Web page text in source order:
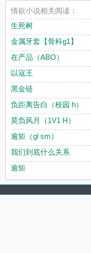
情欲小说相关阅读：
生死树
金属牙套【骨科g1】
在产品（ABO）
以寇王
黑金链
负距离告白（校园 h）
莫负风月（1V1 H）
逾矩（gl sm）
我们到底什么关系
逾矩